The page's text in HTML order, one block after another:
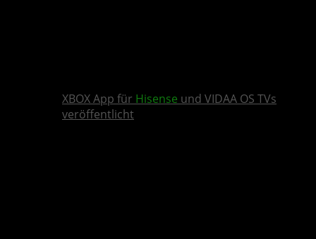
XBOX App für Hisense und VIDAA OS TVs
veröffentlicht